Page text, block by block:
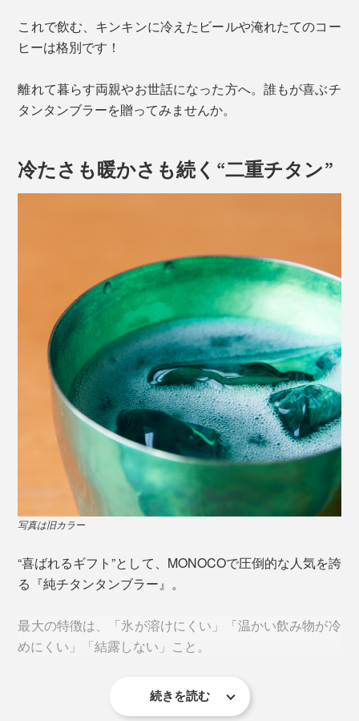
これで飲む、キンキンに冷えたビールや淹れたてのコー
ヒーは格別です！
離れて暮らす両親やお世話になった方へ。誰もが喜ぶチ
タンタンブラーを贈ってみませんか。
冷たさも暖かさも続く“二重チタン”
写真は旧カラー
“喜ばれるギフト”として、MONOCOで圧倒的な人気を誇
る『純チタンタンブラー』。
最大の特徴は、「氷が溶けにくい」「温かい飲み物が冷
めにくい」「結露しない」こと。
続きを読む